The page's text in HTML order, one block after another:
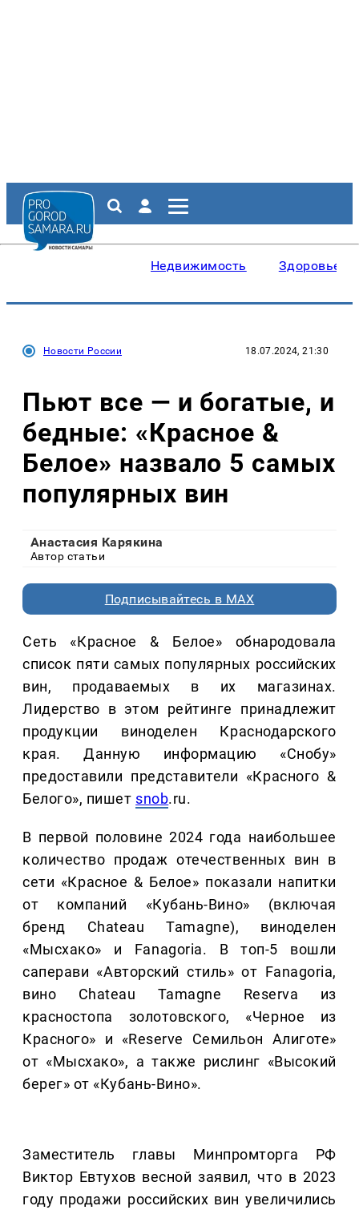
Недвижимость Здоровье
Новости России 18.07.2024, 21:30
Пьют все — и богатые, и
бедные: «Красное &
Белое» назвало 5 самых
популярных вин
Анастасия Карякина
Автор статьи
Подписывайтесь в MAX
Сеть «Красное & Белое» обнародовала
список пяти самых популярных российских
вин, продаваемых в их магазинах.
Лидерство в этом рейтинге принадлежит
продукции виноделен Краснодарского
края. Данную информацию «Снобу»
предоставили представители «Красного &
Белого», пишет snob.ru.
В первой половине 2024 года наибольшее
количество продаж отечественных вин в
сети «Красное & Белое» показали напитки
от компаний «Кубань-Вино» (включая
бренд Chateau Tamagne), виноделен
«Мысхако» и Fanagoria. В топ-5 вошли
саперави «Авторский стиль» от Fanagoria,
вино Chateau Tamagne Reserva из
красностопа золотовского, «Черное из
Красного» и «Reserve Семильон Алиготе»
от «Мысхако», а также рислинг «Высокий
берег» от «Кубань-Вино».
Заместитель главы Минпромторга РФ
Виктор Евтухов весной заявил, что в 2023
году продажи российских вин увеличились